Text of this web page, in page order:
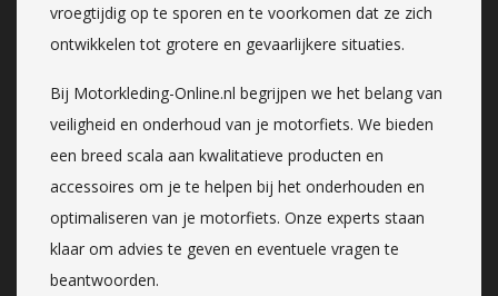
vroegtijdig op te sporen en te voorkomen dat ze zich
ontwikkelen tot grotere en gevaarlijkere situaties.
Bij Motorkleding-Online.nl begrijpen we het belang van
veiligheid en onderhoud van je motorfiets. We bieden
een breed scala aan kwalitatieve producten en
accessoires om je te helpen bij het onderhouden en
optimaliseren van je motorfiets. Onze experts staan
klaar om advies te geven en eventuele vragen te
beantwoorden.